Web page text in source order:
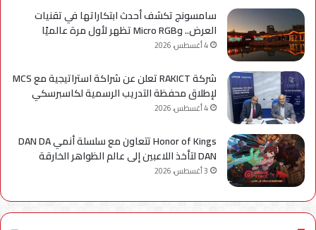
سامسونج تكشف أحدث ابتكاراتها في تقنيات
العرض.. وMicro RGB تظهر لأول مرة عالميًا
4 أغسطس، 2026
شركة RAKICT تعلن عن شراكة استراتيجية مع MCS
لإطلاق محفظة التدريب الرسمية لكاسبرسكي
4 أغسطس، 2026
Honor of Kings تتعاون مع سلسلة أنمي DAN DA
DAN لتأخذ اللاعبين إلى عالم الظواهر الخارقة
3 أغسطس، 2026